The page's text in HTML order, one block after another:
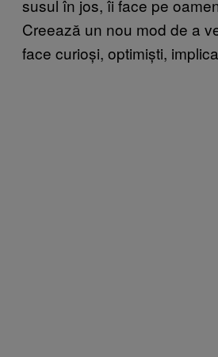
susul în jos, îi face pe
Creează un nou mod de a
face curioși, optimiști,